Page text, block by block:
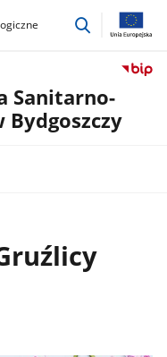
przejdź
Sanitarno-
Bydgoszczy